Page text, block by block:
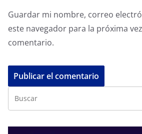
Guardar mi nombre, correo
este navegador para la próxima
comentario.